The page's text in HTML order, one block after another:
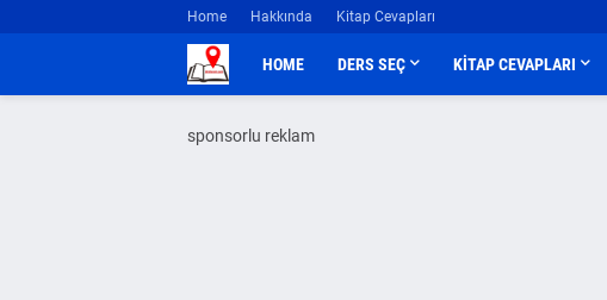
Home Hakkında Kitap Cevapları
HOME DERS SEÇ KİTAP CEVAPLARI
sponsorlu reklam